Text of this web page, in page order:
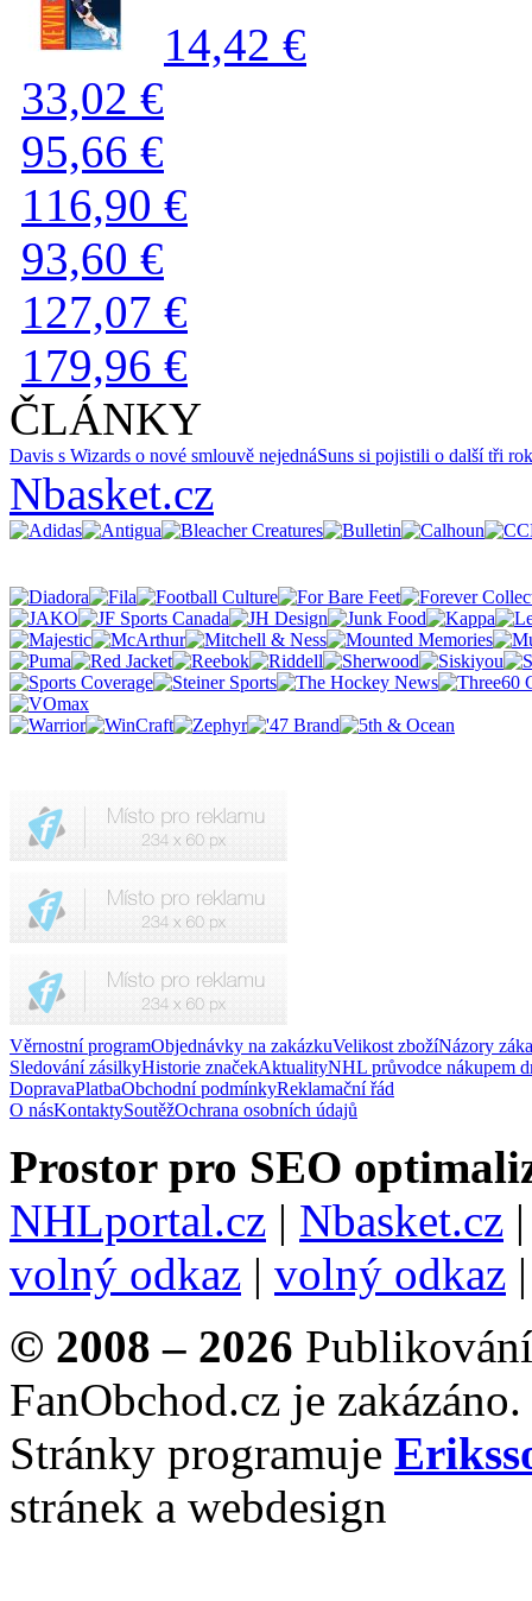
14,42 €
33,02 €
95,66 €
116,90 €
93,60 €
127,07 €
179,96 €
ČLÁNKY
Davis s Wizards o nové smlouvě nejednáSuns si pojistili o další tři
Nbasket.cz
Věrnostní programObjednávky na zakázkuVelikost zbožíNázory
Sledování zásilkyHistorie značekAktualityNHL průvodce nákupem
DopravaPlatbaObchodní podmínkyReklamační řád
O násKontaktySoutěžOchrana osobních údajů
Prostor pro SEO
NHLportal.cz | Nbasket.cz
volný odkaz | volný odkaz
© 2008 – 2026
FanObchod.cz je zakázáno.
Stránky programuje
stránek a webdesign